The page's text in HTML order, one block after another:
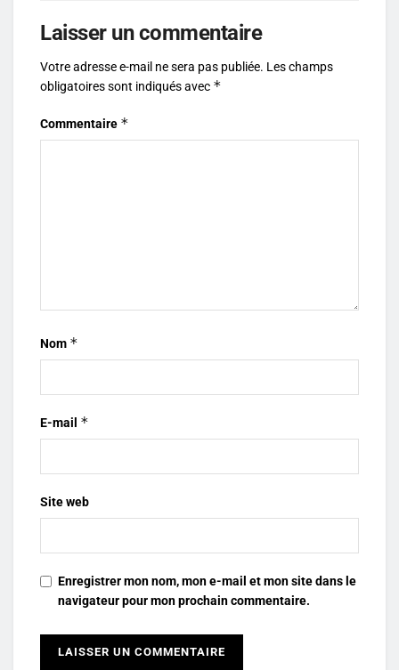
Laisser un commentaire
Votre adresse e-mail ne sera pas publiée. Les champs
obligatoires sont indiqués avec *
Commentaire *
Nom *
E-mail *
Site web
Enregistrer mon nom, mon e-mail et mon site dans le
navigateur pour mon prochain commentaire.